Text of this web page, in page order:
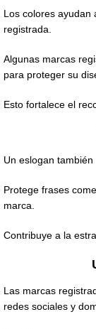
Los colores ayudan
registrada.
Algunas marcas
para proteger su
Esto fortalece el
Un eslogan
Protege frases
marca.
Contribuye a la
Las marcas
redes sociales y